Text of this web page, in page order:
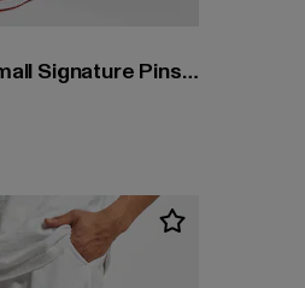
KM-PS011-002-02 Small Signature Pinstripe Mesh Shorts
39,99 EUR